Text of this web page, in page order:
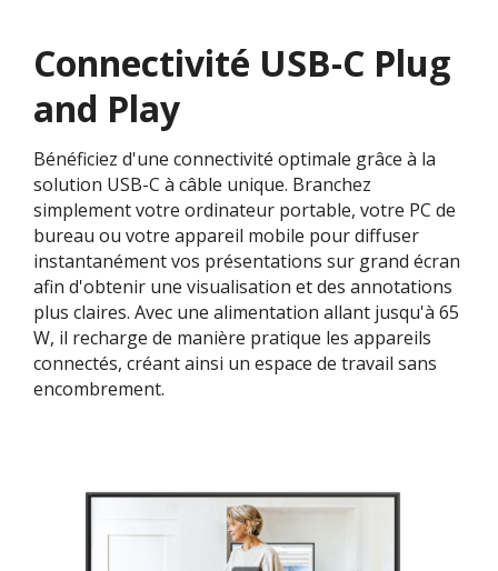
Connectivité USB-C Plug
and Play
Bénéficiez d'une connectivité optimale grâce à la
solution USB-C à câble unique. Branchez
simplement votre ordinateur portable, votre PC de
bureau ou votre appareil mobile pour diffuser
instantanément vos présentations sur grand écran
afin d'obtenir une visualisation et des annotations
plus claires. Avec une alimentation allant jusqu'à 65
W, il recharge de manière pratique les appareils
connectés, créant ainsi un espace de travail sans
encombrement.